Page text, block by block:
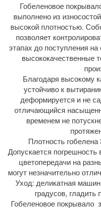
Гобеленовое
выполнено из
высокой плотностью.
позволяет
этапах до поступления
высококачественные
Благодаря высокому
устойчиво к
деформируется и не
отличающийся
временем не
Плотность
Допускается
цветопередачи на
могут незначительно
Уход: деликатная
градусов, гладить
Гобеленовое покрывало